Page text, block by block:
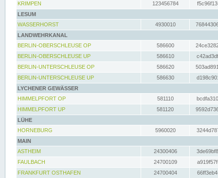
KRIMPEN
123456784
LESUM
WASSERHORST
4930010
LANDWEHRKANAL
BERLIN-OBERSCHLEUSE OP
586600
BERLIN-OBERSCHLEUSE UP
586610
BERLIN-UNTERSCHLEUSE OP
586620
BERLIN-UNTERSCHLEUSE UP
586630
LYCHENER GEWÄSSER
HIMMELPFORT OP
581110
HIMMELPFORT UP
581120
LÜHE
HORNEBURG
5960020
MAIN
ASTHEIM
24300406
FAULBACH
24700109
FRANKFURT OSTHAFEN
24700404